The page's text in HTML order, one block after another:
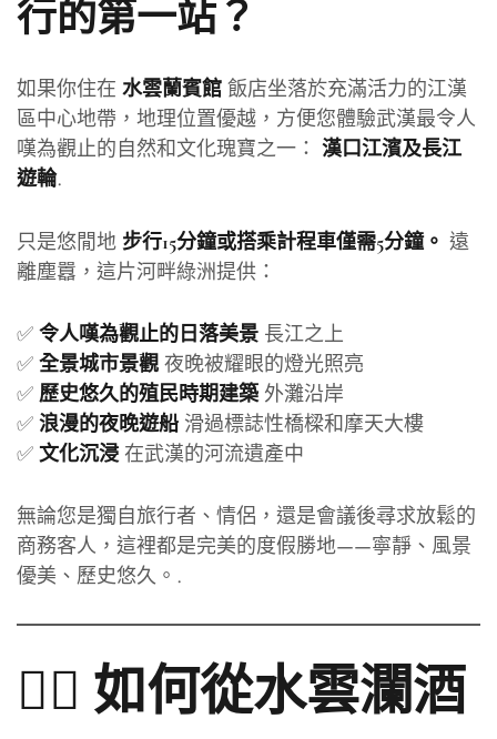
行的第一站？
如果你住在 水雲蘭賓館 飯店坐落於充滿活力的江漢
區中心地帶，地理位置優越，方便您體驗武漢最令人
嘆為觀止的自然和文化瑰寶之一： 漢口江濱及長江
遊輪.
只是悠閒地 步行15分鐘或搭乘計程車僅需5分鐘。 遠
離塵囂，這片河畔綠洲提供：
✅ 令人嘆為觀止的日落美景 長江之上
✅ 全景城市景觀 夜晚被耀眼的燈光照亮
✅ 歷史悠久的殖民時期建築外灘沿岸
✅ 浪漫的夜晚遊船 滑過標誌性橋樑和摩天大樓
✅ 文化沉浸在武漢的河流遺產中
無論您是獨自旅行者、情侶，還是會議後尋求放鬆的
商務客人，這裡都是完美的度假勝地——寧靜、風景
優美、歷史悠久。.
🚶‍♀️ 如何從水雲瀾酒